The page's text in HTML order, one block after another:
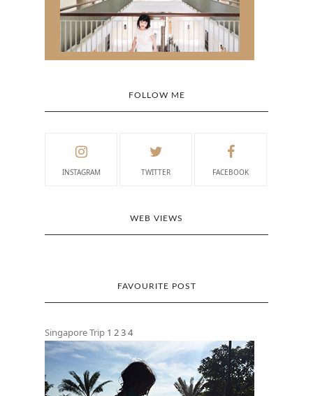
FOLLOW ME
INSTAGRAM TWITTER FACEBOOK
WEB VIEWS
FAVOURITE POST
Singapore Trip 1 234